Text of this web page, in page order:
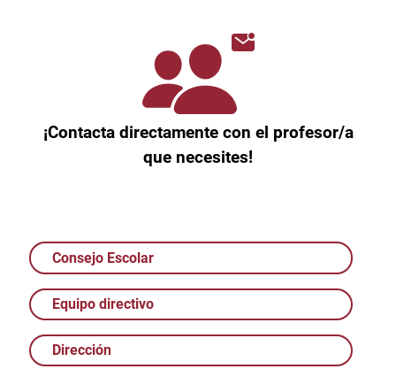
¡Contacta directamente con el profesor/a
que necesites!
Consejo Escolar
Equipo directivo
Dirección